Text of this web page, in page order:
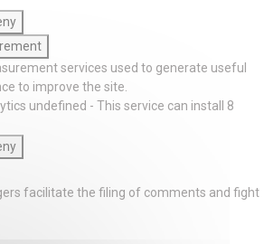
services used to generate useful
to improve the site.
undefined - This service can install 8
facilitate the filing of comments and fight